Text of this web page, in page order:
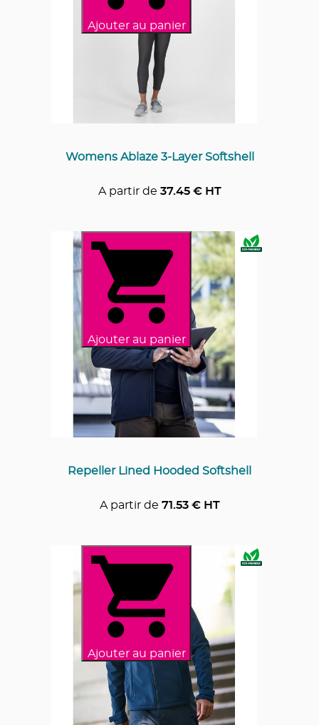
Ajouter au panier
Womens Ablaze 3-Layer Softshell
A partir de 37.45€ HT
Ajouter au panier
Repeller Lined Hooded Softshell
A partir de 71.53€ HT
Ajouter au panier